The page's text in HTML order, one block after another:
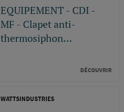
EQUIPEMENT - CDI -
MF - Clapet anti-
thermosiphon...
DÉCOUVRIR
WATTSINDUSTRIES